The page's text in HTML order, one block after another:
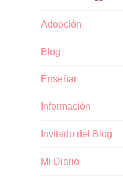
Adopción
Blog
Enseñar
Información
Invitado del Blog
Mi Diario